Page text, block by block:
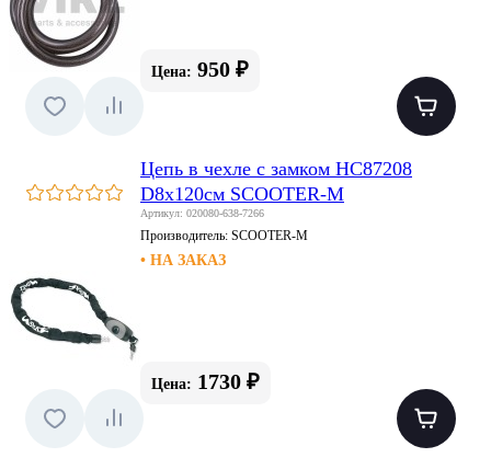
Цена: 950 ₽
Цепь в чехле с замком HC87208
D8x120см SCOOTER-M
Артикул: 020080-638-7266
Производитель: SCOOTER-M
• НА ЗАКАЗ
Цена: 1730 ₽